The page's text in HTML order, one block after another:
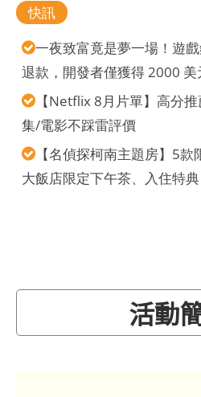
快訊
一夜致富竟是夢一場！遊
退款，開發者僅獲得 2000 美
【Netflix 8月片單】高分
集/電影不踩雷評價
【名偵探柯南主題房】5
大飯店限定下午茶、入住特典
活動